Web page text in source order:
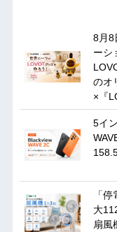
8月8
ーシ
のオ
×『
5イ
「
大
扇風